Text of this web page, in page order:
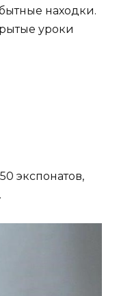
находки.
уроки
экспонатов,